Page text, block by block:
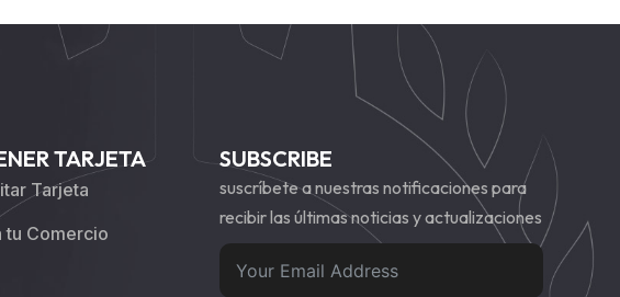
TARJETA
Tarjeta
tu Comercio
SUBSCRIBE
suscríbete a nuestras notificaciones para
recibir las últimas noticias y actualizaciones